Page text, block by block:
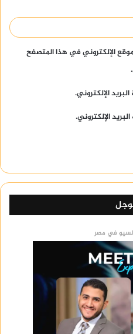
الإلكتروني في هذا المتصفح
الإلكتروني.
الإلكتروني.
في مصر